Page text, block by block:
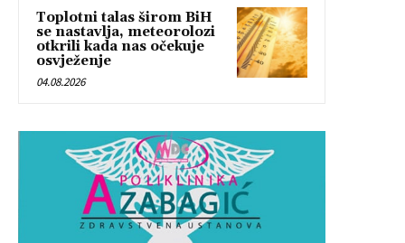
Toplotni talas širom BiH
se nastavlja, meteorolozi
otkrili kada nas očekuje
osvježenje
04.08.2026